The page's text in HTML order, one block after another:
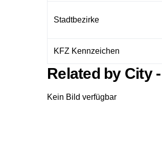
Stadtbezirke
KFZ Kennzeichen
Related by City
Kein Bild verfügbar